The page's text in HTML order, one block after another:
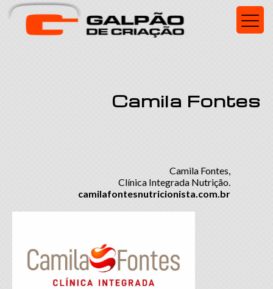
Camila Fontes
Camila Fontes,
Clínica Integrada Nutrição.
camilafontesnutricionista.com.br